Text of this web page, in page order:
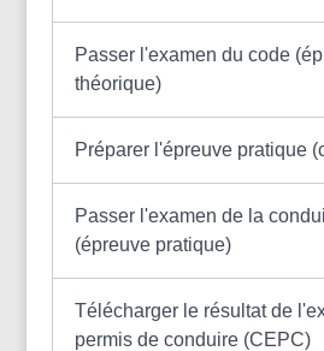
Passer l'examen du code
théorique)
Préparer l'épreuve pratique
Passer l'examen de la
(épreuve pratique)
Télécharger le résultat de
permis de conduire (CEPC)